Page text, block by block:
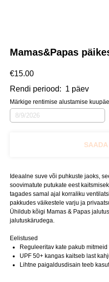
Mamas&Papas
€15.00
Rendi periood: 1 päev
Märkige rentimise alustamise
Ideaalne suve või puhkuste jaoks,
soovimatute putukate eest
tagades samal ajal korraliku
pakkudes väikestele varju ja
Ühildub kõigi Mamas & Papas
jalutuskärudega.
Eelistused
Reguleeritav kate pakub
UPF 50+ kangas kaitseb last
Lihtne paigaldusdisain teeb